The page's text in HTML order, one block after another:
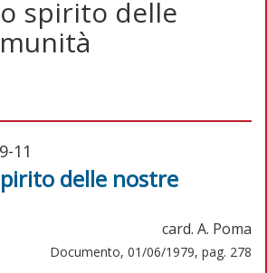
spirito delle
11
delle nostre
card. A. Poma
Documento, 01/06/1979, pag. 278